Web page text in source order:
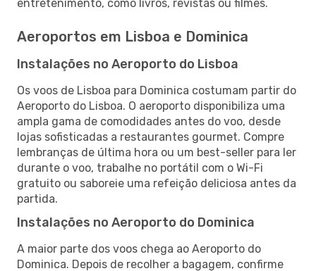
entretenimento, como livros, revistas ou filmes.
Aeroportos em Lisboa e Dominica
Instalações no Aeroporto do Lisboa
Os voos de Lisboa para Dominica costumam partir do
Aeroporto do Lisboa. O aeroporto disponibiliza uma
ampla gama de comodidades antes do voo, desde
lojas sofisticadas a restaurantes gourmet. Compre
lembranças de última hora ou um best-seller para ler
durante o voo, trabalhe no portátil com o Wi-Fi
gratuito ou saboreie uma refeição deliciosa antes da
partida.
Instalações no Aeroporto do Dominica
A maior parte dos voos chega ao Aeroporto do
Dominica. Depois de recolher a bagagem, confirme